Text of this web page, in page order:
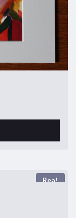
Rea!